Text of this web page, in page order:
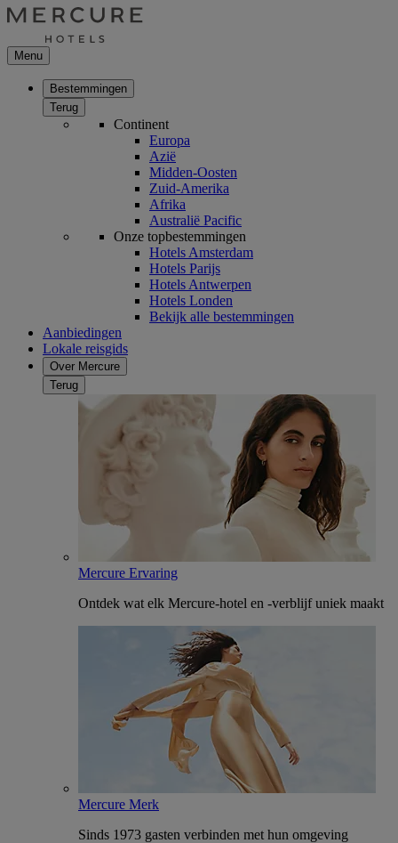
Menu
Bestemmingen
Terug
Continent
Europa
Azië
Midden-Oosten
Zuid-Amerika
Afrika
Australië Pacific
Onze topbestemmingen
Hotels Amsterdam
Hotels Parijs
Hotels Antwerpen
Hotels Londen
Bekijk alle bestemmingen
Aanbiedingen
Lokale reisgids
Over Mercure
Terug
Mercure Ervaring
Ontdek wat elk Mercure-hotel en -verblijf uniek maakt
Mercure Merk
Sinds 1973 gasten verbinden met hun omgeving